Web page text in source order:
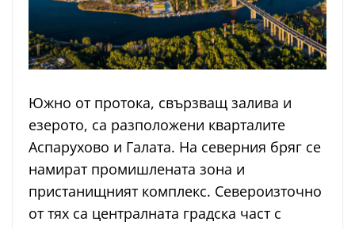
Южно от протока, свързващ залива и
езерото, са разположени кварталите
Аспарухово и Галата. На северния бряг се
намират промишлената зона и
пристанищният комплекс. Североизточно
от тях са централната градска част с